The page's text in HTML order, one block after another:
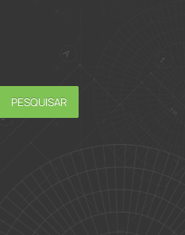
PESQUISAR